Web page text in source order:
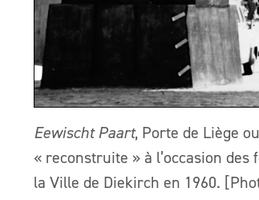
Eewischt Paart, Porte de Liège
« reconstruite » à l’occasion
la Ville de Diekirch en 1960.